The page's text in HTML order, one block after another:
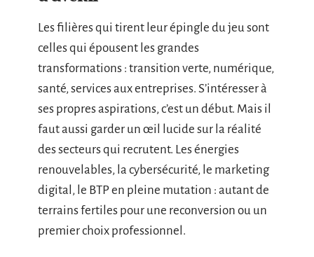
Les filières qui tirent leur épingle du jeu sont
celles qui épousent les grandes
transformations : transition verte, numérique,
santé, services aux entreprises. S’intéresser à
ses propres aspirations, c’est un début. Mais il
faut aussi garder un œil lucide sur la réalité
des secteurs qui recrutent. Les énergies
renouvelables, la cybersécurité, le marketing
digital, le BTP en pleine mutation : autant de
terrains fertiles pour une reconversion ou un
premier choix professionnel.